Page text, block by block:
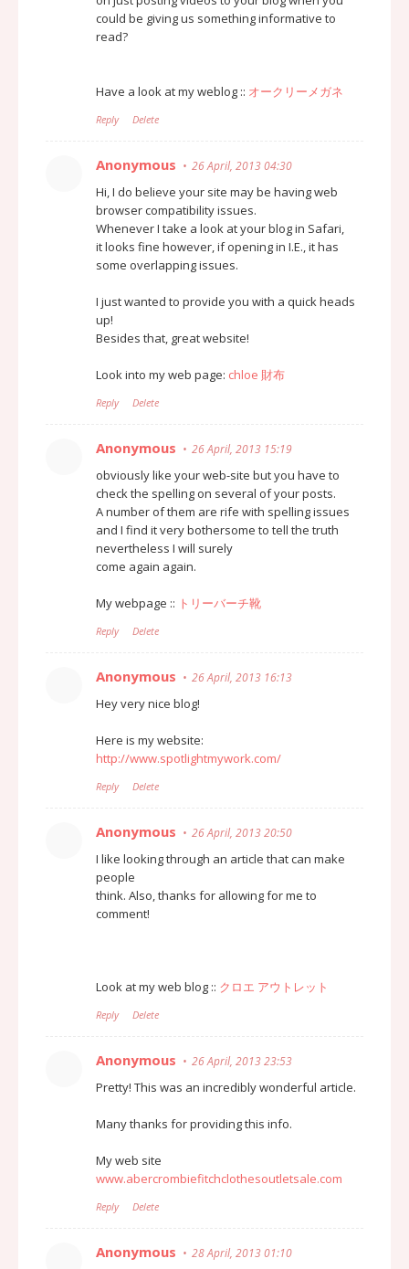
could be giving us something informative to
read?
Have a look at my weblog :: オークリーメガネ
Reply Delete
Anonymous 26 April, 2013 04:30
Hi, I do believe your site may be having web
browser compatibility issues.
Whenever I take a look at your blog in Safari,
it looks fine however, if opening in I.E., it has
some overlapping issues.
I just wanted to provide you with a quick heads
up!
Besides that, great website!
Look into my web page: chloe 財布
Reply Delete
Anonymous 26 April, 2013 15:19
obviously like your web-site but you have to
check the spelling on several of your posts.
A number of them are rife with spelling issues
and I find it very bothersome to tell the truth
nevertheless I will surely
come again again.
My webpage :: トリーバーチ靴
Reply Delete
Anonymous 26 April, 2013 16:13
Hey very nice blog!
Here is my website:
http://www.spotlightmywork.com/
Reply Delete
Anonymous 26 April, 2013 20:50
I like looking through an article that can make
people
think. Also, thanks for allowing for me to
comment!
Look at my web blog :: クロエ アウトレット
Reply Delete
Anonymous 26 April, 2013 23:53
Pretty! This was an incredibly wonderful article.
Many thanks for providing this info.
My web site
www.abercrombiefitchclothesoutletsale.com
Reply Delete
Anonymous 28 April, 2013 01:10